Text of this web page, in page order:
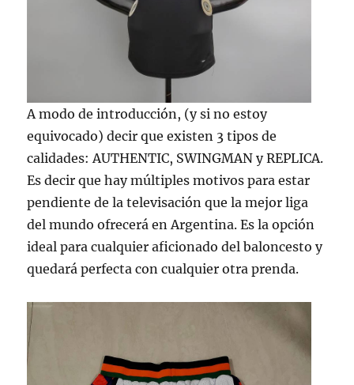
A modo de introducción, (y si no estoy
equivocado) decir que existen 3 tipos de
calidades: AUTHENTIC, SWINGMAN y REPLICA.
Es decir que hay múltiples motivos para estar
pendiente de la televisación que la mejor liga
del mundo ofrecerá en Argentina. Es la opción
ideal para cualquier aficionado del baloncesto y
quedará perfecta con cualquier otra prenda.